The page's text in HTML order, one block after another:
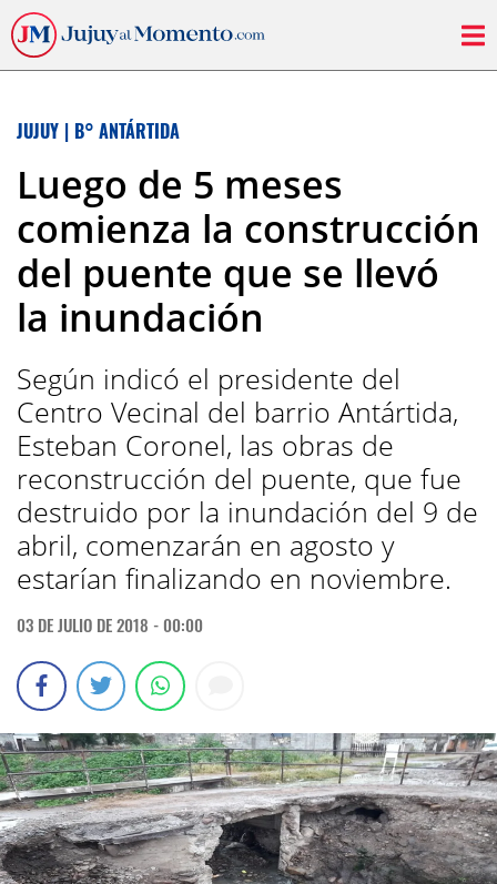
JUJUY | B° ANTÁRTIDA
Luego de 5 meses
comienza la construcción
del puente que se llevó
la inundación
Según indicó el presidente del
Centro Vecinal del barrio Antártida,
Esteban Coronel, las obras de
reconstrucción del puente, que fue
destruido por la inundación del 9 de
abril, comenzarán en agosto y
estarían finalizando en noviembre.
03 DE JULIO DE 2018 - 00:00